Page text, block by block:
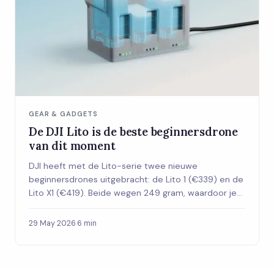
GEAR & GADGETS
De DJI Lito is de beste beginnersdrone
van dit moment
DJI heeft met de Lito-serie twee nieuwe
beginnersdrones uitgebracht: de Lito 1 (€339) en de
Lito X1 (€419). Beide wegen 249 gram, waardoor je
Nederland. Met 4K-camera en tot 37 minuten
29 May 2026·6 min